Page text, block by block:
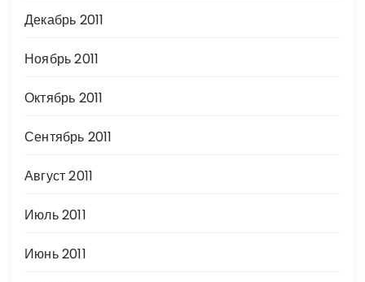
Декабрь 2011
Ноябрь 2011
Октябрь 2011
Сентябрь 2011
Август 2011
Июль 2011
Июнь 2011